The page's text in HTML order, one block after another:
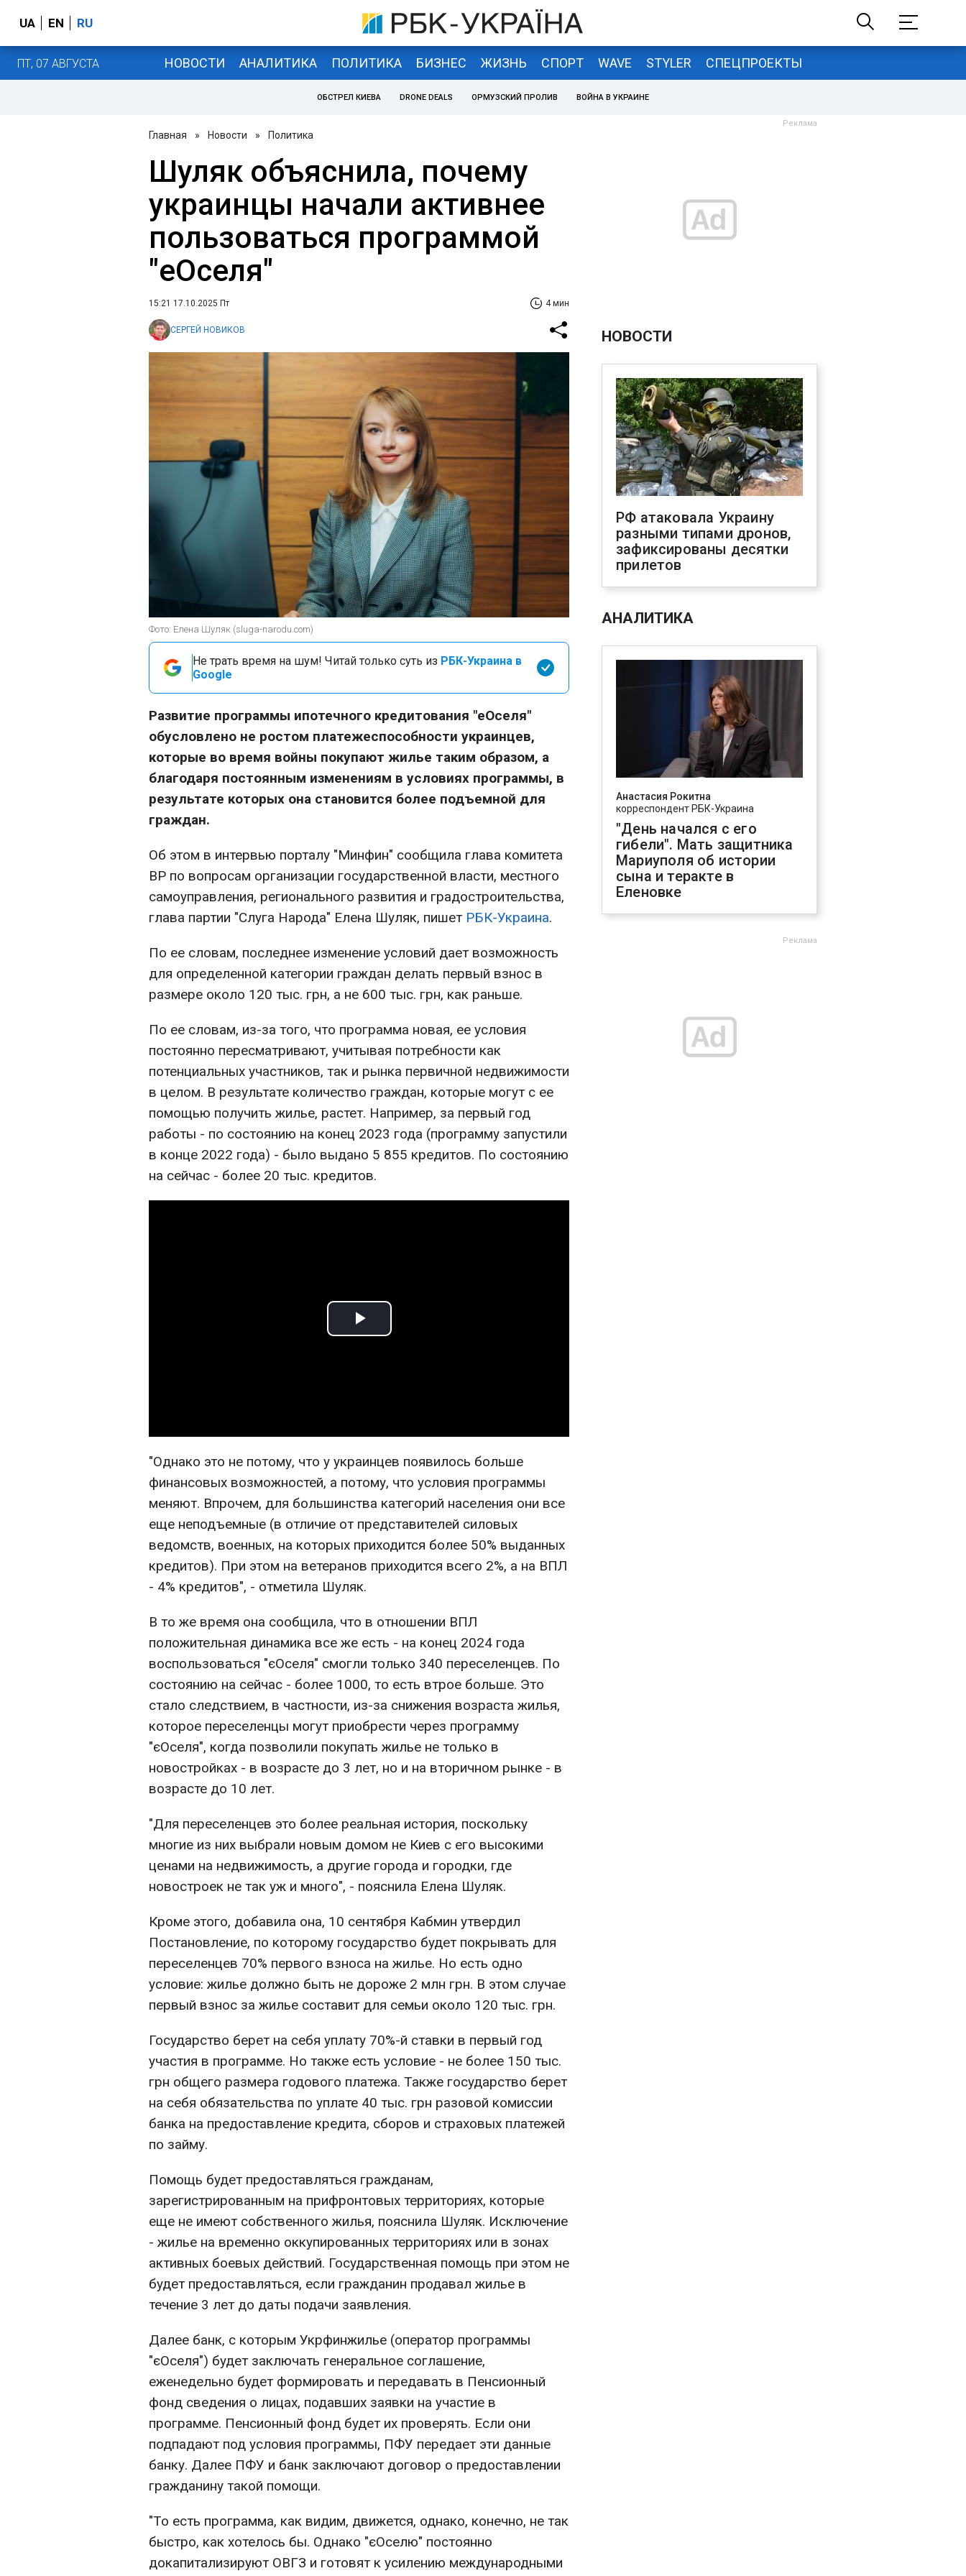
UA EN RU
ПТ, 07 АВГУСТА НОВОСТИ АНАЛИТИКА ПОЛИТИКА БИЗНЕС ЖИЗНЬ СПОРТ WAVE STYLER СПЕЦПРОЕКТЫ
ОБСТРЕЛ КИЕВА DRONE DEALS ОРМУЗСКИЙ ПРОЛИВ ВОЙНА В УКРАИНЕ
Главная » Новости » Политика
Шуляк объяснила, почему
украинцы начали активнее
пользоваться программой
"еОселя"
15:21 17.10.2025 Пт 4 мин
СЕРГЕЙ НОВИКОВ
Фото: Елена Шуляк (sluga-narodu.com)
Не трать время на шум! Читай только суть из РБК-Украина в
Google
Развитие программы ипотечного кредитования "еОселя"
обусловлено не ростом платежеспособности украинцев,
которые во время войны покупают жилье таким образом, а
благодаря постоянным изменениям в условиях программы, в
результате которых она становится более подъемной для
граждан.
Об этом в интервью порталу "Минфин" сообщила глава комитета
ВР по вопросам организации государственной власти, местного
самоуправления, регионального развития и градостроительства,
глава партии "Слуга Народа" Елена Шуляк, пишет РБК-Украина.
По ее словам, последнее изменение условий дает возможность
для определенной категории граждан делать первый взнос в
размере около 120 тыс. грн, а не 600 тыс. грн, как раньше.
По ее словам, из-за того, что программа новая, ее условия
постоянно пересматривают, учитывая потребности как
потенциальных участников, так и рынка первичной недвижимости
в целом. В результате количество граждан, которые могут с ее
помощью получить жилье, растет. Например, за первый год
работы - по состоянию на конец 2023 года (программу запустили
в конце 2022 года) - было выдано 5 855 кредитов. По состоянию
на сейчас - более 20 тыс. кредитов.
Play
"Однако это не потому, что у украинцев появилось больше
финансовых возможностей, а потому, что условия программы
меняют. Впрочем, для большинства категорий населения они все
еще неподъемные (в отличие от представителей силовых
ведомств, военных, на которых приходится более 50% выданных
кредитов). При этом на ветеранов приходится всего 2%, а на ВПЛ
- 4% кредитов", - отметила Шуляк.
В то же время она сообщила, что в отношении ВПЛ
положительная динамика все же есть - на конец 2024 года
воспользоваться "єОселя" смогли только 340 переселенцев. По
состоянию на сейчас - более 1000, то есть втрое больше. Это
стало следствием, в частности, из-за снижения возраста жилья,
которое переселенцы могут приобрести через программу
"єОселя", когда позволили покупать жилье не только в
новостройках - в возрасте до 3 лет, но и на вторичном рынке - в
возрасте до 10 лет.
"Для переселенцев это более реальная история, поскольку
многие из них выбрали новым домом не Киев с его высокими
ценами на недвижимость, а другие города и городки, где
новостроек не так уж и много", - пояснила Елена Шуляк.
Кроме этого, добавила она, 10 сентября Кабмин утвердил
Постановление, по которому государство будет покрывать для
переселенцев 70% первого взноса на жилье. Но есть одно
условие: жилье должно быть не дороже 2 млн грн. В этом случае
первый взнос за жилье составит для семьи около 120 тыс. грн.
Государство берет на себя уплату 70%-й ставки в первый год
участия в программе. Но также есть условие - не более 150 тыс.
грн общего размера годового платежа. Также государство берет
на себя обязательства по уплате 40 тыс. грн разовой комиссии
банка на предоставление кредита, сборов и страховых платежей
по займу.
Помощь будет предоставляться гражданам,
зарегистрированным на прифронтовых территориях, которые
еще не имеют собственного жилья, пояснила Шуляк. Исключение
- жилье на временно оккупированных территориях или в зонах
активных боевых действий. Государственная помощь при этом не
будет предоставляться, если гражданин продавал жилье в
течение 3 лет до даты подачи заявления.
Далее банк, с которым Укрфинжилье (оператор программы
"єОселя") будет заключать генеральное соглашение,
еженедельно будет формировать и передавать в Пенсионный
фонд сведения о лицах, подавших заявки на участие в
программе. Пенсионный фонд будет их проверять. Если они
подпадают под условия программы, ПФУ передает эти данные
банку. Далее ПФУ и банк заключают договор о предоставлении
гражданину такой помощи.
"То есть программа, как видим, движется, однако, конечно, не так
быстро, как хотелось бы. Однако "єОселю" постоянно
докапитализируют ОВГЗ и готовят к усилению международными
НОВОСТИ
РФ атаковала Украину
разными типами дронов,
зафиксированы десятки
прилетов
АНАЛИТИКА
Анастасия Рокитна
корреспондент РБК-Украина
"День начался с его
гибели". Мать защитника
Мариуполя об истории
сына и теракте в
Еленовке